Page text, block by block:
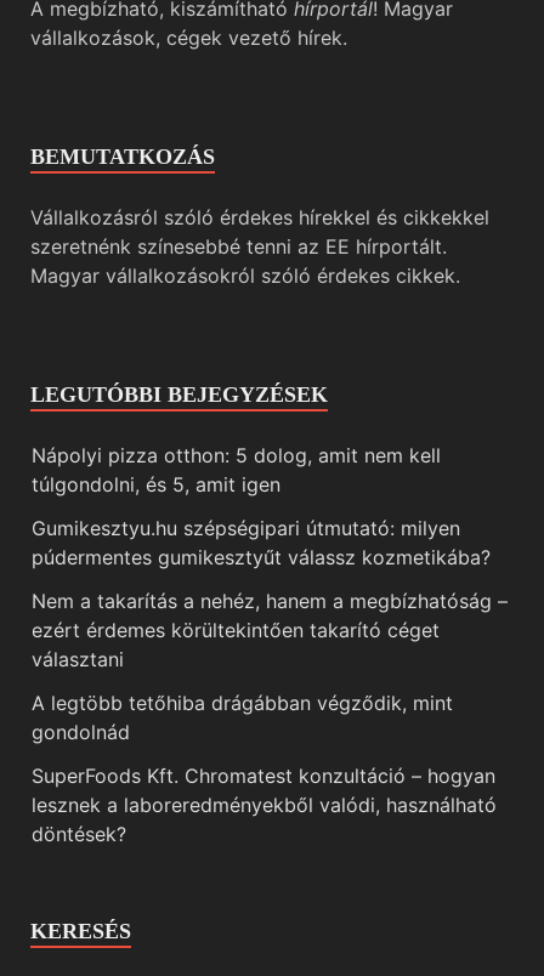
A megbízható, kiszámítható hírportál! Magyar
vállalkozások, cégek vezető hírek.
BEMUTATKOZÁS
Vállalkozásról szóló érdekes hírekkel és cikkekkel
szeretnénk színesebbé tenni az EE hírportált.
Magyar vállalkozásokról szóló érdekes cikkek.
LEGUTÓBBI BEJEGYZÉSEK
Nápolyi pizza otthon: 5 dolog, amit nem kell
túlgondolni, és 5, amit igen
Gumikesztyu.hu szépségipari útmutató: milyen
púdermentes gumikesztyűt válassz kozmetikába?
Nem a takarítás a nehéz, hanem a megbízhatóság –
ezért érdemes körültekintően takarító céget
választani
A legtöbb tetőhiba drágábban végződik, mint
gondolnád
SuperFoods Kft. Chromatest konzultáció – hogyan
lesznek a laboreredményekből valódi, használható
döntések?
KERESÉS